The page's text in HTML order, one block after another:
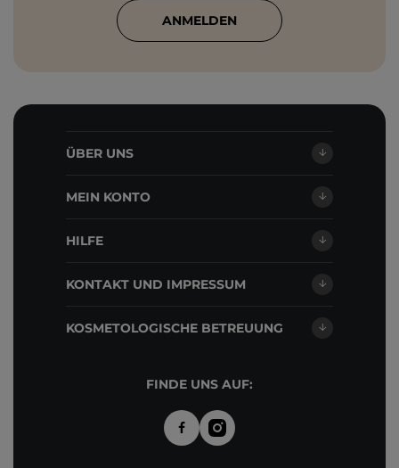
ANMELDEN
ÜBER UNS
MEIN KONTO
HILFE
KONTAKT UND IMPRESSUM
KOSMETOLOGISCHE BETREUUNG
FINDE UNS AUF: